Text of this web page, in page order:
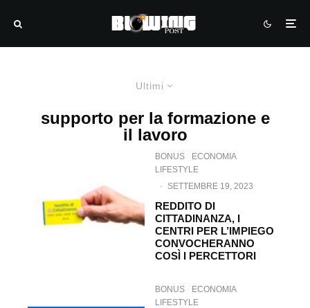
Ultimi
supporto per la formazione e
il lavoro
BONUS
ECONOMIA
LIFESTYLE
·
SETTEMBRE 19, 2023
REDDITO DI
CITTADINANZA, I
CENTRI PER L’IMPIEGO
CONVOCHERANNO
COSÌ I PERCETTORI
BONUS
ECONOMIA
LIFESTYLE